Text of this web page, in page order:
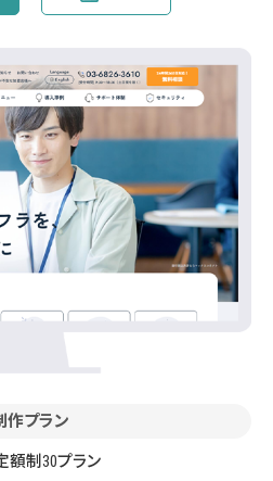
作プラン
額制30プラン